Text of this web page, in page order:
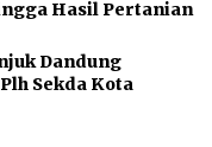
Hasil Pertanian
Dandung
Sekda Kota